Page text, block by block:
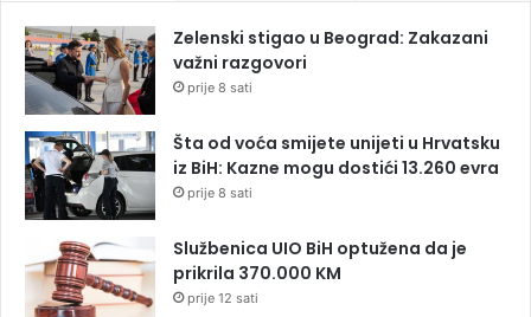
Zelenski stigao u Beograd: Zakazani
važni razgovori
prije 8 sati
Šta od voća smijete unijeti u Hrvatsku
iz BiH: Kazne mogu dostići 13.260 evra
prije 8 sati
Službenica UIO BiH optužena da je
prikrila 370.000 KM
prije 12 sati